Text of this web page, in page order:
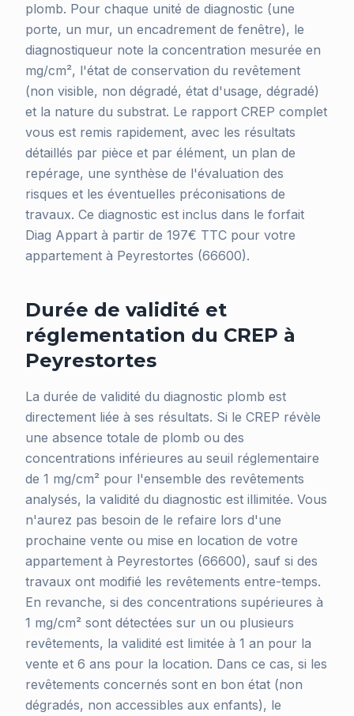
plomb. Pour chaque unité de diagnostic (une
porte, un mur, un encadrement de fenêtre), le
diagnostiqueur note la concentration mesurée en
mg/cm², l'état de conservation du revêtement
(non visible, non dégradé, état d'usage, dégradé)
et la nature du substrat. Le rapport CREP complet
vous est remis rapidement, avec les résultats
détaillés par pièce et par élément, un plan de
repérage, une synthèse de l'évaluation des
risques et les éventuelles préconisations de
travaux. Ce diagnostic est inclus dans le forfait
Diag Appart à partir de 197€ TTC pour votre
appartement à Peyrestortes (66600).
Durée de validité et
réglementation du CREP à
Peyrestortes
La durée de validité du diagnostic plomb est
directement liée à ses résultats. Si le CREP révèle
une absence totale de plomb ou des
concentrations inférieures au seuil réglementaire
de 1 mg/cm² pour l'ensemble des revêtements
analysés, la validité du diagnostic est illimitée. Vous
n'aurez pas besoin de le refaire lors d'une
prochaine vente ou mise en location de votre
appartement à Peyrestortes (66600), sauf si des
travaux ont modifié les revêtements entre-temps.
En revanche, si des concentrations supérieures à
1 mg/cm² sont détectées sur un ou plusieurs
revêtements, la validité est limitée à 1 an pour la
vente et 6 ans pour la location. Dans ce cas, si les
revêtements concernés sont en bon état (non
dégradés, non accessibles aux enfants), le